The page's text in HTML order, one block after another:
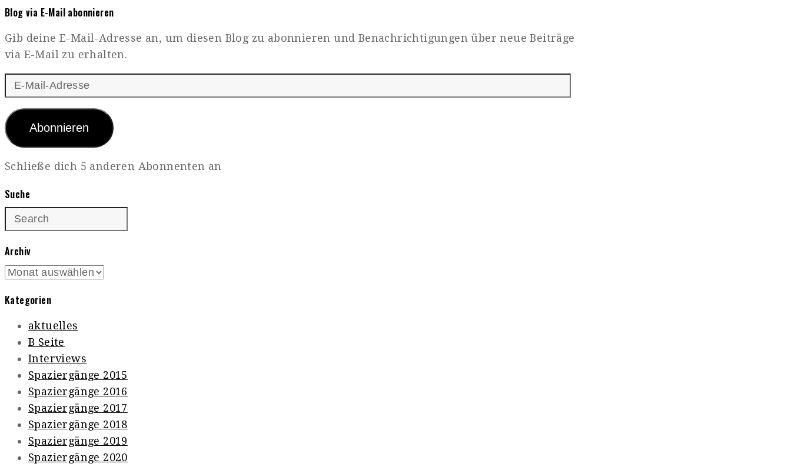
Blog via E-Mail abonnieren
Gib deine E-Mail-Adresse an, um diesen Blog zu abonnieren und Benachrichtigungen über neue Beiträge
via E-Mail zu erhalten.
E-
Mail-
Adresse
Abonnieren
Schließe dich 5 anderen Abonnenten an
Suche
Archiv
Archiv
Kategorien
aktuelles
B Seite
Interviews
Spaziergänge 2015
Spaziergänge 2016
Spaziergänge 2017
Spaziergänge 2018
Spaziergänge 2019
Spaziergänge 2020